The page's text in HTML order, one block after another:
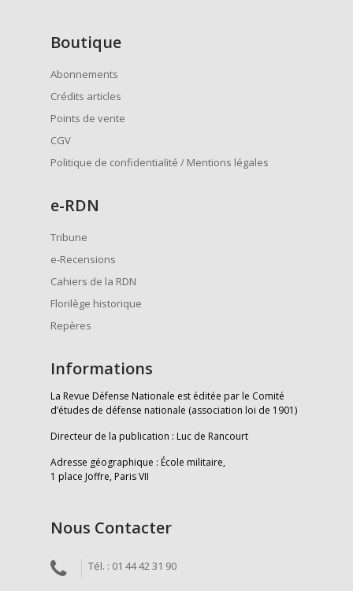
Boutique
Abonnements
Crédits articles
Points de vente
CGV
Politique de confidentialité / Mentions légales
e-RDN
Tribune
e-Recensions
Cahiers de la RDN
Florilège historique
Repères
Informations
La Revue Défense Nationale est éditée par le Comité
d’études de défense nationale (association loi de 1901)
Directeur de la publication : Luc de Rancourt
Adresse géographique : École militaire,
1 place Joffre, Paris VII
Nous Contacter
Tél. : 01 44 42 31 90